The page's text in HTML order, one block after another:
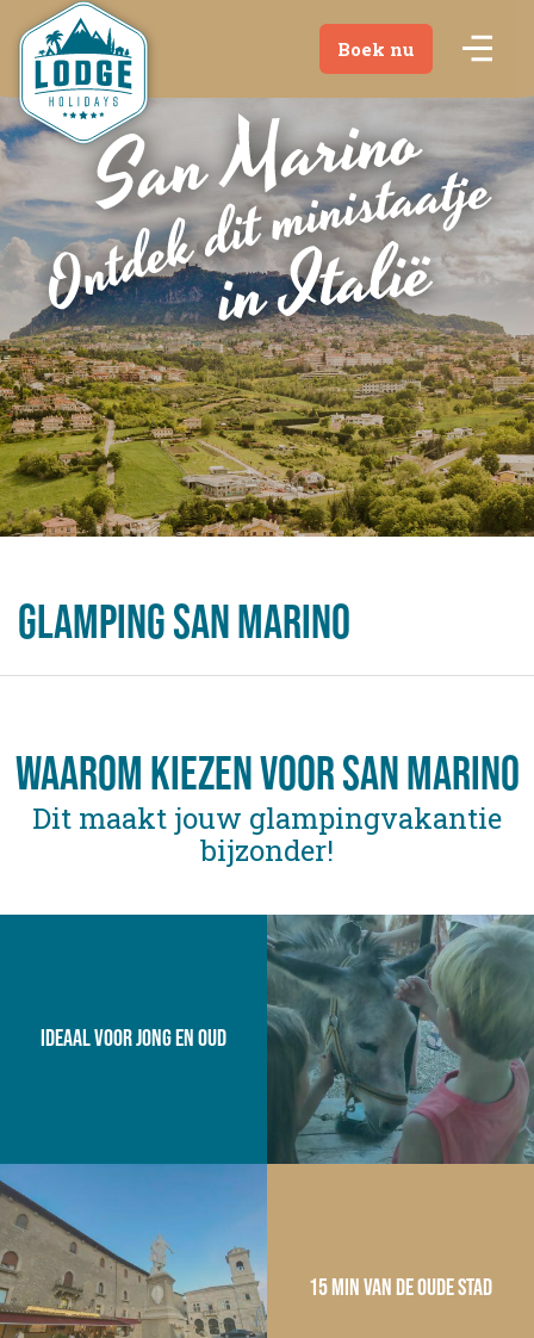
Boek nu
Glamping San Marino
Waarom kiezen voor san Marino
Dit maakt jouw glampingvakantie
bijzonder!
ideaal voor Jong en oud
15 min van de oude stad